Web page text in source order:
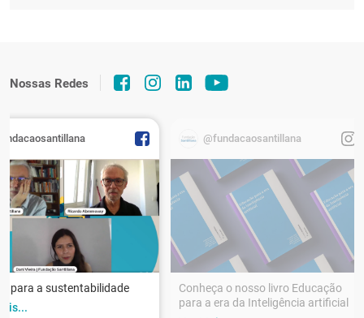
Nossas Redes
para a sustentabilidade
@fundacaosantillana
Conheça o nosso livro Educação
para a era da Inteligência artificial